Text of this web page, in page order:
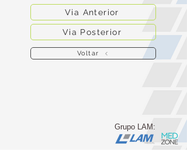
Via Anterior
Via Posterior
Voltar
Grupo LAM: